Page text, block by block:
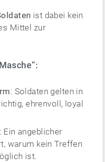
ist dabei kein
Mittel zur
: Soldaten gelten in
ehrenvoll, loyal
: Ein angeblicher
warum kein Treffen
ist.